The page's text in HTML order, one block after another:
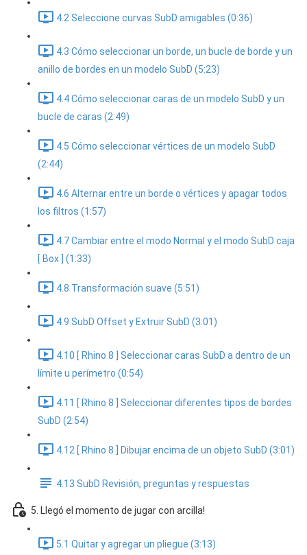
4.2 Seleccione curvas SubD amigables (0:36)
4.3 Cómo seleccionar un borde, un bucle de borde y un
anillo de bordes en un modelo SubD (5:23)
4.4 Cómo seleccionar caras de un modelo SubD y un
bucle de caras (2:49)
4.5 Cómo seleccionar vértices de un modelo SubD
(2:44)
4.6 Alternar entre un borde o vértices y apagar todos
los filtros (1:57)
4.7 Cambiar entre el modo Normal y el modo SubD caja
[ Box ] (1:33)
4.8 Transformación suave (5:51)
4.9 SubD Offset y Extruir SubD (3:01)
4.10 [ Rhino 8 ] Seleccionar caras SubD a dentro de un
límite u perímetro (0:54)
4.11 [ Rhino 8 ] Seleccionar diferentes tipos de bordes
SubD (2:54)
4.12 [ Rhino 8 ] Dibujar encima de un objeto SubD (3:01)
4.13 SubD Revisión, preguntas y respuestas
5. Llegó el momento de jugar con arcilla!
5.1 Quitar y agregar un pliegue (3:13)